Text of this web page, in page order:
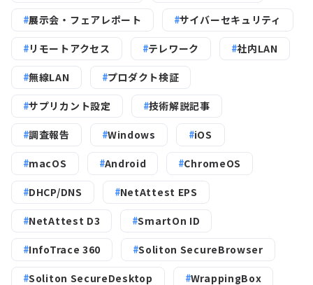
展示会・フェアレポート サイバーセキュリティ
リモートアクセス テレワーク 社内LAN
無線LAN プロダクト検証
サプリカント設定 技術解説記事
調査報告 Windows iOS
macOS Android ChromeOS
DHCP/DNS NetAttest EPS
NetAttest D3 SmartOn ID
InfoTrace 360 Soliton SecureBrowser
Soliton SecureDesktop WrappingBox